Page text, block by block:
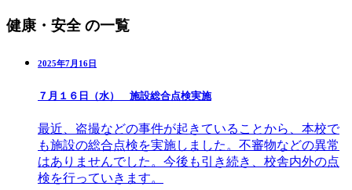
健康・安全 の一覧
2025年7月16日
７月１６日（水） 施設総合点検実施
最近、盗撮などの事件が起きていることから、本校で
も施設の総合点検を実施しました。不審物などの異常
はありませんでした。今後も引き続き、校舎内外の点
検を行っていきます。